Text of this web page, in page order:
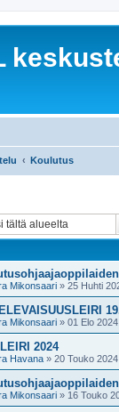
Koulutus
Mikonsaari » 25 Huhti
Mikonsaari » 01 Elo
2024
Havana » 20 Touko
Mikonsaari » 16 Touko